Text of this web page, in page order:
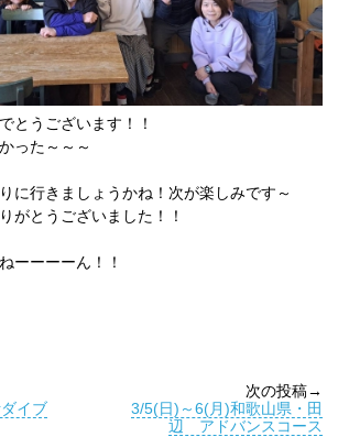
とうございます！！
った～～～
に行きましょうかね！次が楽しみです～
とうございました！！
ーーーーん！！
イブ
次の投稿→
3/5(日)～6(月)和歌山県・田
辺 アドバンスコース